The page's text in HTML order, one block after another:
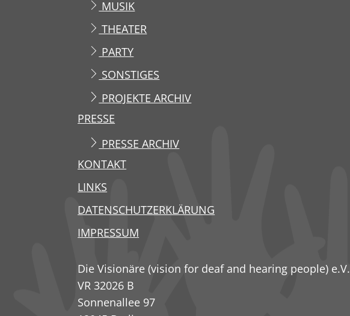
MUSIK
THEATER
PARTY
SONSTIGES
PROJEKTE ARCHIV
PRESSE
PRESSE ARCHIV
KONTAKT
LINKS
DATENSCHUTZERKLÄRUNG
IMPRESSUM
Die Visionäre (vision for deaf and hearing people) e.V.
VR 32026 B
Sonnenallee 97